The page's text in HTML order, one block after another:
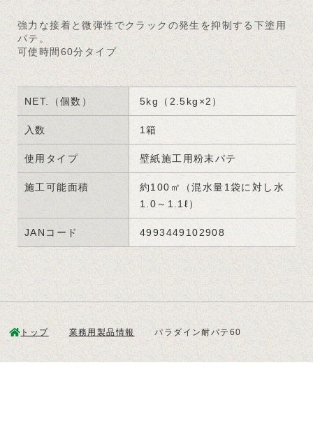
強力な接着と微弾性でクラックの発生を抑制する下塗用
パテ。
可使時間60分タイプ
NET.（個数） 5kg（2.5kg×2）
入数 1箱
使用タイプ 壁紙施工用粉末パテ
施工可能面積
約100㎡（混水量1袋に対し水
1.0～1.1ℓ）
JANコード 4993449102908
トップ 業務用製品情報 パラダイン耐パテ60